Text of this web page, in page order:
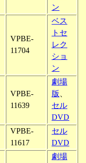
ン
VPBE-
11704
ベス
トセ
レク
ショ
ン
VPBE-
11639
劇場
版
セル
DVD
VPBE-
11617
セル
DVD
劇場